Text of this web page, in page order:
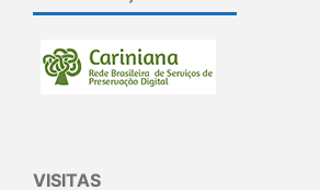
VISITAS